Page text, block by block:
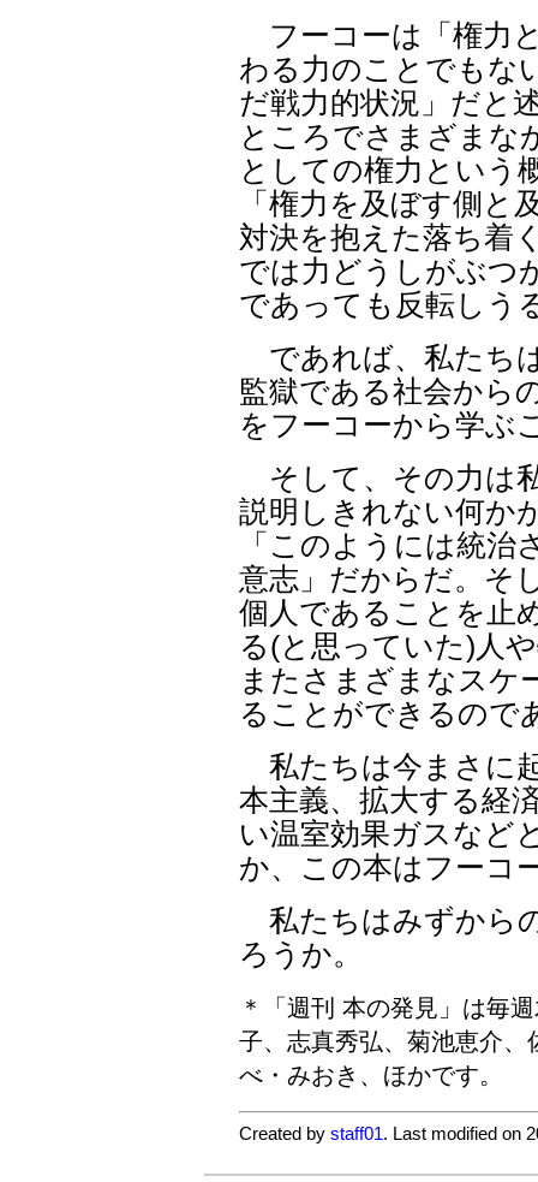
フーコーは「権力
わる力のことでもな
だ戦力的状況」だと
ところでさまざまな
としての権力という
「権力を及ぼす側
対決を抱えた落ち着
では力どうしがぶつ
であっても反転しう
であれば、私たち
監獄である社会から
をフーコーから学ぶ
そして、その力は
説明しきれない何か
「このようには統
意志」だからだ。そ
個人であることを止
る(と思っていた)人
またさまざまなスケ
ることができるので
私たちは今まさに
本主義、拡大する経
い温室効果ガスなど
か、この本はフーコ
私たちはみずから
ろうか。
＊「週刊 本の発見」は毎
子、志真秀弘、菊池恵介
べ・みおき、ほかです。
Created bystaff01. Last modified on